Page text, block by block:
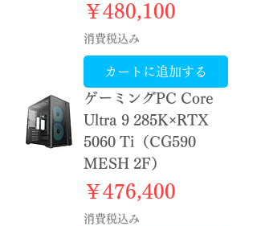
価格
￥480,100
消費税込み
カートに追加する
ゲーミングPC Core
Ultra 9 285K×RTX
5060 Ti（CG590
MESH 2F）
価格
￥476,400
消費税込み